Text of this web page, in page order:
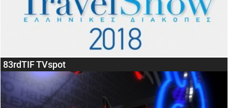
83rdTIF TVspot